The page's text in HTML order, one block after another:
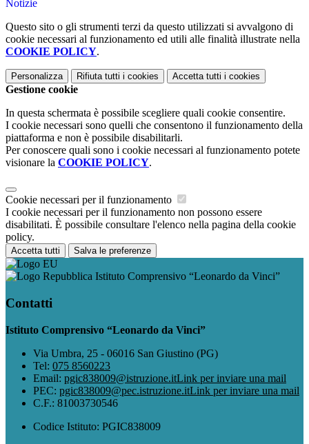
Notizie
Questo sito o gli strumenti terzi da questo utilizzati si avvalgono di
cookie necessari al funzionamento ed utili alle finalità illustrate nella
COOKIE POLICY.
Personalizza Rifiuta tutti i cookies Accetta tutti i cookies
Gestione cookie
In questa schermata è possibile scegliere quali cookie consentire.
I cookie necessari sono quelli che consentono il funzionamento della
piattaforma e non è possibile disabilitarli.
Per conoscere quali sono i cookie necessari al funzionamento potete
visionare la COOKIE POLICY.
Cookie necessari per il funzionamento
I cookie necessari per il funzionamento non possono essere
disabilitati. È possibile consultare l'elenco nella pagina della cookie
policy.
Accetta tutti Salva le preferenze
Istituto Comprensivo “Leonardo da Vinci”
Contatti
Istituto Comprensivo “Leonardo da Vinci”
Via Umbra, 25 - 06016 San Giustino (PG)
Tel: 075 8560223
Email: pgic838009@istruzione.itLink per inviare una mail
PEC: pgic838009@pec.istruzione.itLink per inviare una mail
C.F.: 81003730546
Codice Istituto: PGIC838009